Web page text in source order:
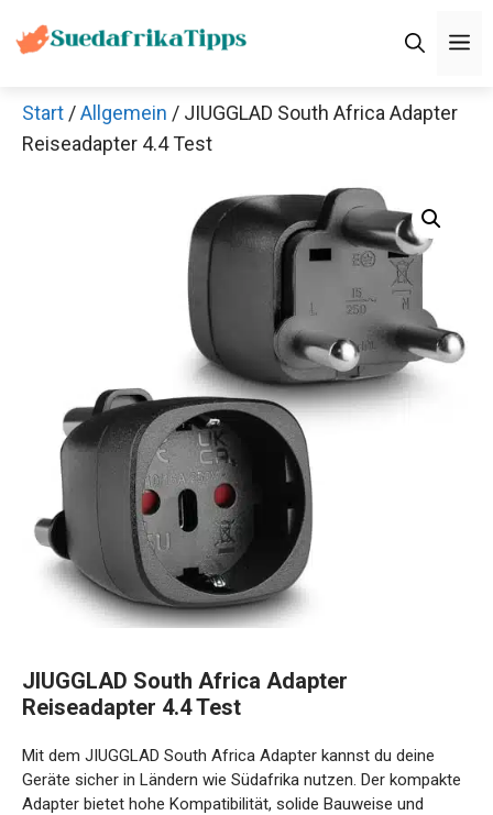
Inhalt
Start /Allgemein / JIUGGLAD South Africa Adapter
Reiseadapter 4.4 Test
JIUGGLAD South Africa Adapter
Reiseadapter 4.4 Test
Mit dem JIUGGLAD South Africa Adapter kannst du deine
Geräte sicher in Ländern wie Südafrika nutzen. Der kompakte
Adapter bietet hohe Kompatibilität, solide Bauweise und